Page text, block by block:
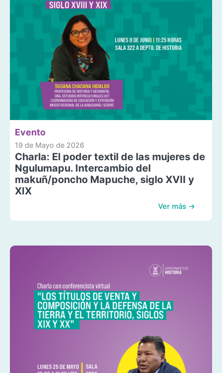
Evento
19 de Mayo de 2026
Charla: El poder textil de las mujeres de
Ngulumapu. Intercambio del
makuñ/poncho Mapuche, siglo XVII y
XIX
Ver más →